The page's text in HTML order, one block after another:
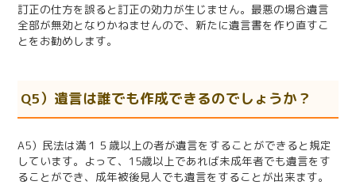
訂正の仕方を誤ると訂正の効力が生じません。最悪の場合遺言
全部が無効となりかねませんので、新たに遺言書を作り直すこ
とをお勧めします。
Q5）遺言は誰でも作成できるのでしょうか？
A5）民法は満１５歳以上の者が遺言をすることができると規定
しています。よって、 15歳以上であれば未成年者でも遺言をす
ることができ、成年被後見人でも遺言をすることが出来ます。